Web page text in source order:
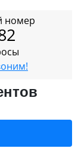
номер